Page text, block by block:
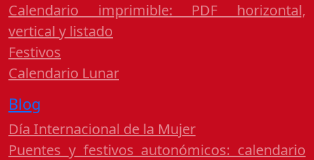
Calendario imprimible: PDF horizontal,
vertical y listado
Festivos
Calendario Lunar
Blog
Día Internacional de la Mujer
Puentes y festivos autonómicos: calendario